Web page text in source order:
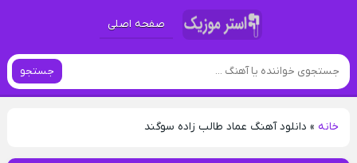
صفحه اصلی
جستجو
خانه» دانلود آهنگ عماد طالب زاده سوگند